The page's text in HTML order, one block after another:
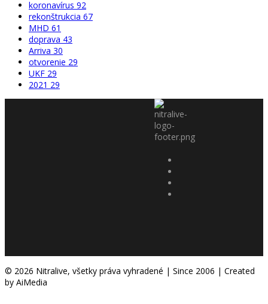
koronavírus 92
rekonštrukcia 67
MHD 61
doprava 43
Arriva 30
otvorenie 29
UKF 29
2021 29
© 2026 Nitralive, všetky práva vyhradené | Since 2006 | Created
by AiMedia